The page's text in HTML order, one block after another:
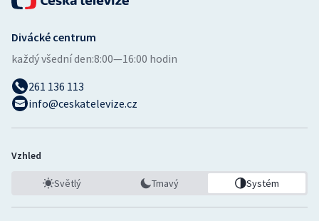
Divácké centrum
každý všední den:8:00—16:00 hodin
261 136 113
info@ceskatelevize.cz
Vzhled
Světlý Tmavý Systém